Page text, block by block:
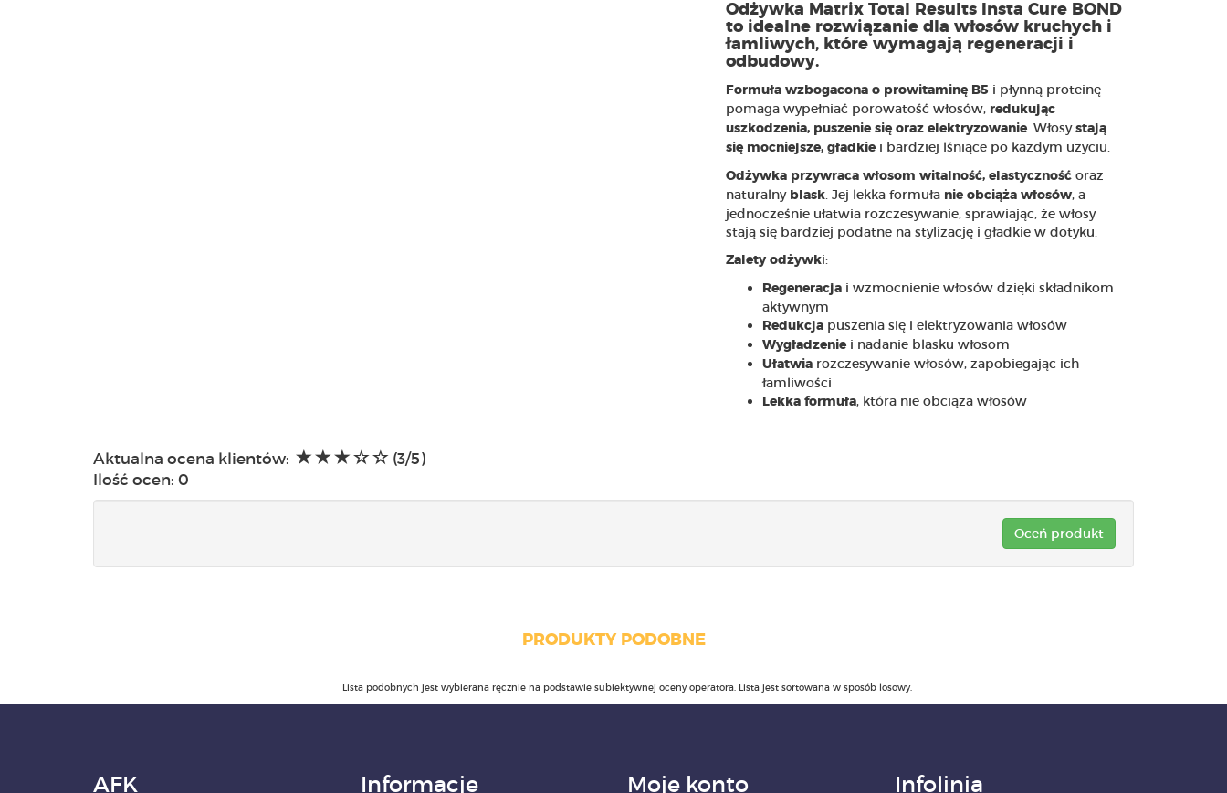
Odżywka Matrix Total Results Insta Cure BOND
to idealne rozwiązanie dla włosów kruchych i
łamliwych, które wymagają regeneracji i
odbudowy.
Formuła wzbogacona o prowitaminę B5 i płynną proteinę
pomaga wypełniać porowatość włosów, redukując
uszkodzenia, puszenie się oraz elektryzowanie. Włosystają
się mocniejsze, gładkiei bardziej lśniące po każdym użyciu.
Odżywka przywraca włosom witalność, elastyczność oraz
naturalny blask. Jej lekka formułanie obciąża włosów, a
jednocześnie ułatwia rozczesywanie, sprawiając, że włosy
stają się bardziej podatne na stylizację i gładkie w dotyku.
Zalety odżywki:
Regeneracja i wzmocnienie włosów dzięki składnikom
aktywnym
Redukcja puszenia się i elektryzowania włosów
Wygładzenie i nadanie blasku włosom
Ułatwia rozczesywanie włosów, zapobiegając ich
łamliwości
Lekka formuła, która nie obciąża włosów
Aktualna ocena klientów:
(3/5)
Ilość ocen: 0
Oceń produkt
PRODUKTY PODOBNE
Lista podobnych jest wybierana ręcznie na podstawie subiektywnej oceny operatora. Lista jest sortowana w sposób losowy.
AFK Informacje Moje konto Infolinia